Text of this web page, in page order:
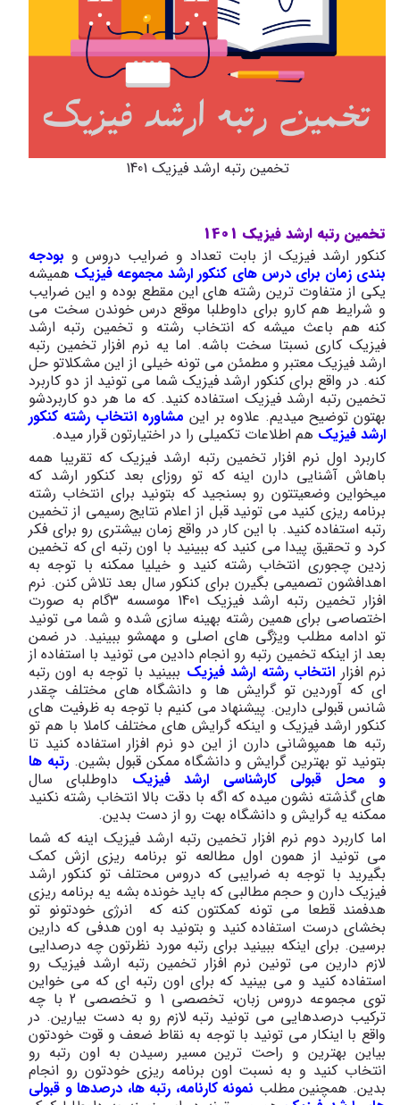
تخمین رتبه ارشد فیزیک 1401
تخمین رتبه ارشد فیزیک 1401
کنکور ارشد فیزیک از بابت تعداد و ضرایب دروس و بودجه
بندی زمان برای درس های کنکور ارشد مجموعه فیزیک همیشه
یکی از متفاوت ترین رشته های این مقطع بوده و این ضرایب
و شرایط هم کارو برای داوطلبا موقع درس خوندن سخت می
کنه هم باعث میشه که انتخاب رشته و تخمین رتبه ارشد
فیزیک کاری نسبتا سخت باشه. اما یه نرم افزار تخمین رتبه
ارشد فیزیک معتبر و مطمئن می تونه خیلی از این مشکلاتو حل
کنه. در واقع برای کنکور ارشد فیزیک شما می تونید از دو کاربرد
تخمین رتبه ارشد فیزیک استفاده کنید. که ما هر دو کاربردشو
بهتون توضیح میدیم. علاوه بر این مشاوره انتخاب رشته کنکور
ارشد فیزیک هم اطلاعات تکمیلی را در اختیارتون قرار میده.
کاربرد اول نرم افزار تخمین رتبه ارشد فیزیک که تقریبا همه
باهاش آشنایی دارن اینه که تو روزای بعد کنکور ارشد که
میخواین وضعیتتون رو بسنجید که بتونید برای انتخاب رشته
برنامه ریزی کنید می تونید قبل از اعلام نتایج رسیمی از تخمین
رتبه استفاده کنید. با این کار در واقع زمان بیشتری رو برای فکر
کرد و تحقیق پیدا می کنید که ببینید با اون رتبه ای که تخمین
زدین چجوری انتخاب رشته کنید و خیلیا ممکنه با توجه به
اهدافشون تصمیمی بگیرن برای کنکور سال بعد تلاش کنن. نرم
افزار تخمین رتبه ارشد فیزیک 1401 موسسه 3گام به صورت
اختصاصی برای همین رشته بهینه سازی شده و شما می تونید
تو ادامه مطلب ویژگی های اصلی و مهمشو ببینید. در ضمن
بعد از اینکه تخمین رتبه رو انجام دادین می تونید با استفاده از
نرم افزار انتخاب رشته ارشد فیزیک ببینید با توجه به اون رتبه
ای که آوردین تو گرایش ها و دانشگاه های مختلف چقدر
شانس قبولی دارین. پیشنهاد می کنیم با توجه به ظرفیت های
کنکور ارشد فیزیک و اینکه گرایش های مختلف کاملا با هم تو
رتبه ها همپوشانی دارن از این دو نرم افزار استفاده کنید تا
بتونید تو بهترین گرایش و دانشگاه ممکن قبول بشین.رتبه ها
و محل قبولی کارشناسی ارشد فیزیک داوطلبای سال
های گذشته نشون میده که اگه با دقت بالا انتخاب رشته نکنید
ممکنه یه گرایش و دانشگاه بهت رو از دست بدین.
اما کاربرد دوم نرم افزار تخمین رتبه ارشد فیزیک اینه که شما
می تونید از همون اول مطالعه تو برنامه ریزی ازش کمک
بگیرید با توجه به ضرایبی که دروس محتلف تو کنکور ارشد
فیزیک دارن و حجم مطالبی که باید خونده بشه یه برنامه ریزی
هدفمند قطعا می تونه کمکتون کنه که انرژی خودتونو تو
بخشای درست استفاده کنید و بتونید به اون هدفی که دارین
برسین. برای اینکه ببینید برای رتبه مورد نظرتون چه درصدایی
لازم دارین می تونین نرم افزار تخمین رتبه ارشد فیزیک رو
استفاده کنید و می بینید که برای اون رتبه ای که می خواین
توی مجموعه دروس زبان، تخصصی 1 و تخصصی 2 با چه
ترکیب درصدهایی می تونید رتبه لازم رو به دست بیارین. در
واقع با اینکار می تونید با توجه به نقاط ضعف و قوت خودتون
بیاین بهترین و راحت ترین مسیر رسیدن به اون رتبه رو
انتخاب کنید و به نسبت اون برنامه ریزی خودتون رو انجام
بدین. همچنین مطلب نمونه کارنامه، رتبه ها، درصدها و قبولی